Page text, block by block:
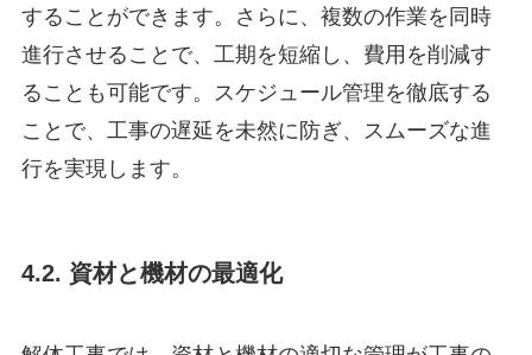
することができます。さらに、複数の作業を同時
進行させることで、工期を短縮し、費用を削減す
ることも可能です。スケジュール管理を徹底する
ことで、工事の遅延を未然に防ぎ、スムーズな進
行を実現します。
4.2. 資材と機材の最適化